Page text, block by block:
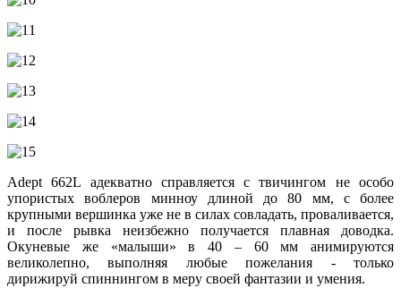
Adept 662L адекватно справляется с твичингом не особо
упористых воблеров минноу длиной до 80 мм, с более
крупными вершинка уже не в силах совладать, проваливается,
и после рывка неизбежно получается плавная доводка.
Окуневые же «малыши» в 40 – 60 мм анимируются
великолепно, выполняя любые пожелания - только
дирижируй спиннингом в меру своей фантазии и умения.